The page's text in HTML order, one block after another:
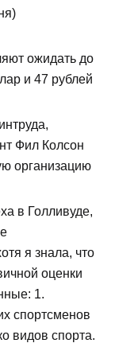
ожидать до
и 47 рублей
Фил Колсон
организацию
в Голливуде,
я знала, что
оценки
1.
спортсменов
видов спорта.